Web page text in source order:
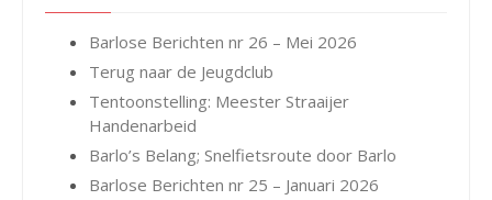
Barlose Berichten nr 26 – Mei 2026
Terug naar de Jeugdclub
Tentoonstelling: Meester Straaijer
Handenarbeid
Barlo’s Belang; Snelfietsroute door Barlo
Barlose Berichten nr 25 – Januari 2026